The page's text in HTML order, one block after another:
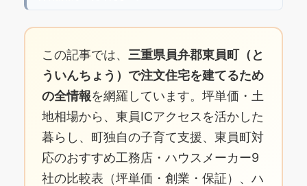
この記事では、 三重県員弁郡東員町（と
ういんちょう）で注文住宅を建てるため
の全情報を網羅しています。坪単価・土
地相場から、東員ICアクセスを活かした
暮らし、町独自の子育て支援、東員町対
応のおすすめ工務店・ハウスメーカー9
社の比較表（坪単価・創業・保証）、ハ